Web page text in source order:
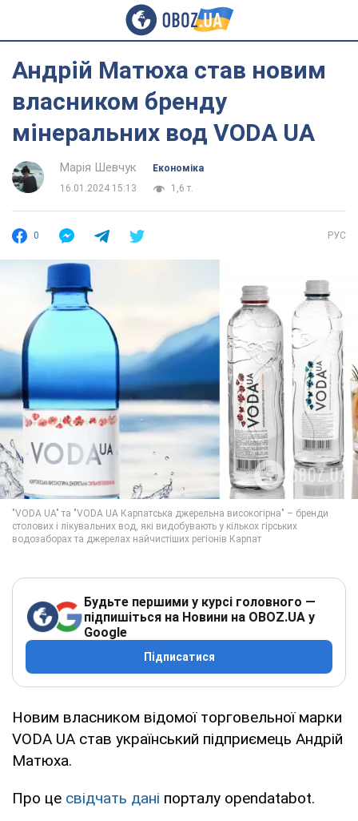
Андрій Матюха став новим
власником бренду
мінеральних вод VODA UA
Марія Шевчук
Економіка
16.01.2024 15:13
1,6 т.
0 РУС
Будьте першими у курсі головного —
підпишіться на Новини на OBOZ.UA у
Google
Підписатися
Новим власником відомої торговельної марки
VODA UA став український підприємець Андрій
Матюха.
Про це свідчать дані порталу opendatabot.